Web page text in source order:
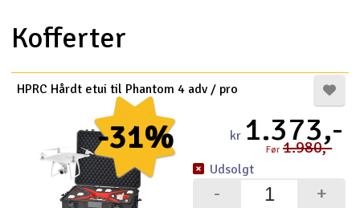
Kameraudstyr
Modelbygg og byggesæt
Modeljernbane
Kofferter
-31%
HPRC Hårdt etui til Phantom 4 adv / pro
kr 1.373,-
Før 1.980,-
+
-
Udsolgt